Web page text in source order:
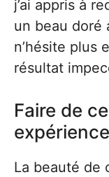
j’ai appris à
un beau doré
n’hésite plus
résultat
Faire de
La beauté de